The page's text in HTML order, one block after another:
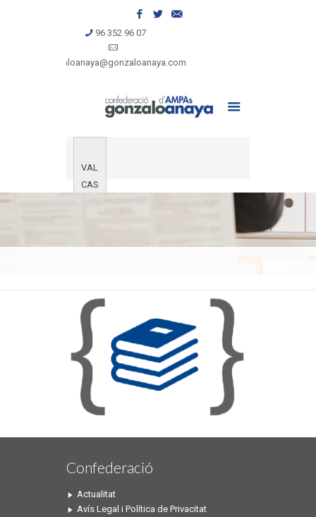
96 352 96 07
gonzaloanaya@gonzaloanaya.com
VAL
CAS
Confederació
Actualitat
Avís Legal i Política de Privacitat